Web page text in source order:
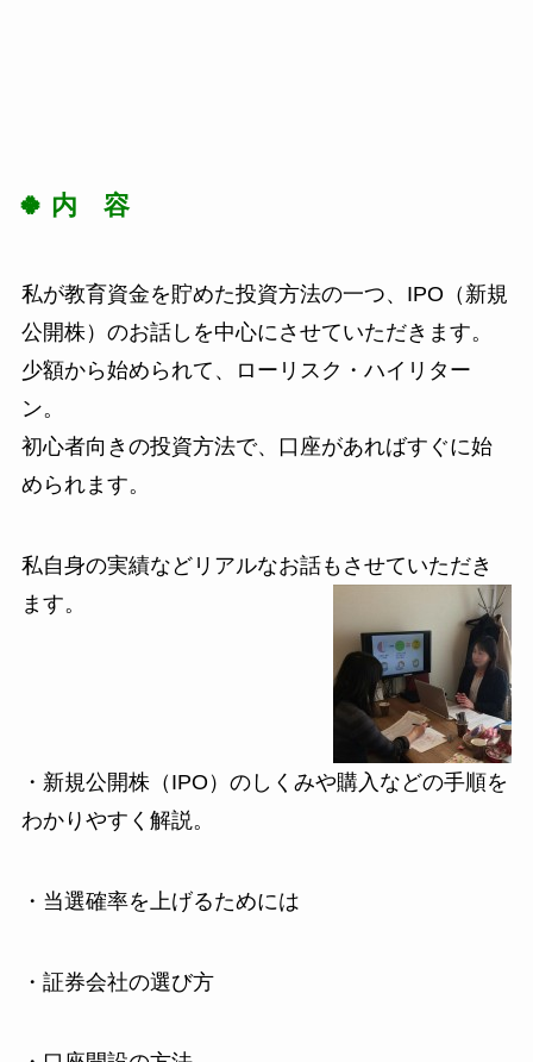
🍀 内 容
私が教育資金を貯めた投資方法の一つ、IPO（新規
公開株）のお話しを中心にさせていただきます。
少額から始められて、ローリスク・ハイリター
ン。
初心者向きの投資方法で、口座があればすぐに始
められます。
私自身の実績などリアルなお話もさせていただき
ます。
・新規公開株（IPO）のしくみや購入などの手順を
わかりやすく解説。
・当選確率を上げるためには
・証券会社の選び方